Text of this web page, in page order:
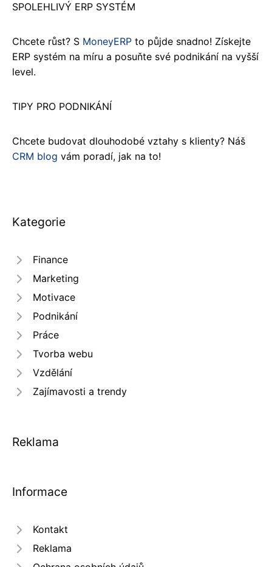
SPOLEHLIVÝ ERP SYSTÉM
Chcete růst? S MoneyERP to půjde snadno! Získejte
ERP systém na míru a posuňte své podnikání na vyšší
level.
TIPY PRO PODNIKÁNÍ
Chcete budovat dlouhodobé vztahy s klienty? Náš
CRM blog vám poradí, jak na to!
Kategorie
Finance
Marketing
Motivace
Podnikání
Práce
Tvorba webu
Vzdělání
Zajímavosti a trendy
Reklama
Informace
Kontakt
Reklama